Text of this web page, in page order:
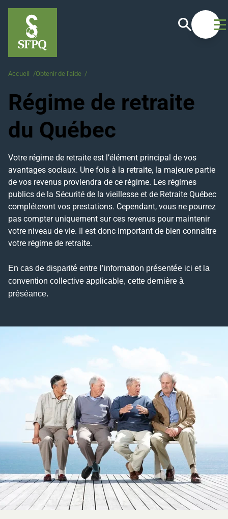
Recherche
Accueil /Obtenir de l'aide /
Régime de retraite
du Québec
Votre régime de retraite est l’élément principal de vos
avantages sociaux. Une fois à la retraite, la majeure partie
de vos revenus proviendra de ce régime. Les régimes
publics de la Sécurité de la vieillesse et de Retraite Québec
compléteront vos prestations. Cependant, vous ne pourrez
pas compter uniquement sur ces revenus pour maintenir
votre niveau de vie. Il est donc important de bien connaître
votre régime de retraite.
En cas de disparité entre l’information présentée ici et la
convention collective applicable, cette dernière à
préséance.